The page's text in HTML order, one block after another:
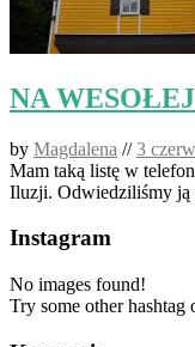
NA
by Magdalena //3
Mam taką listę w
Iluzji. Odwiedziliśmy ją
Instagram
No images found!
Try some other hashtag